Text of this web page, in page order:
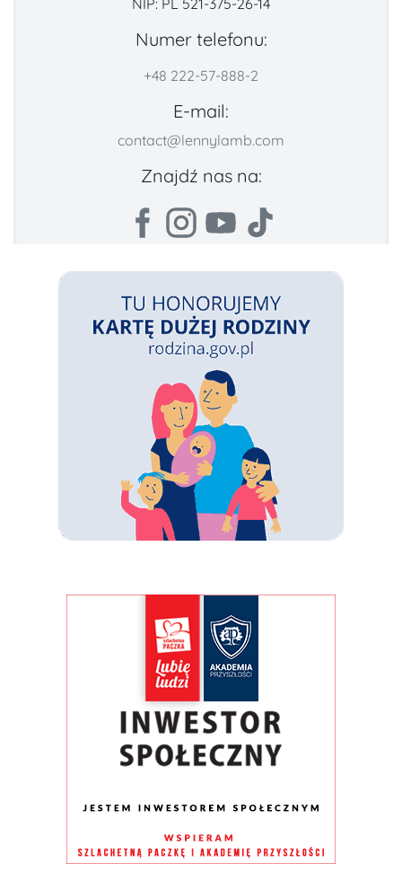
NIP: PL 521-375-26-14
Numer telefonu:
+48 222-57-888-2
E-mail:
contact@lennylamb.com
Znajdź nas na: